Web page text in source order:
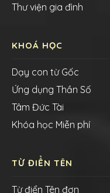
Thư viện gia đình
KHOÁ HỌC
Dạy con từ Gốc
Ứng dụng Thần Số
Tâm Đức Tài
Khóa học Miễn phí
TỪ ĐIỂN TÊN
Từ điển Tên đơn